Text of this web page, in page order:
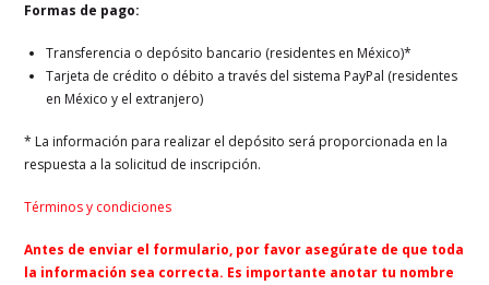
Formas de pago:
Transferencia o depósito bancario (residentes en México)*
Tarjeta de crédito o débito a través del sistema PayPal (residentes
en México y el extranjero)
* La información para realizar el depósito será proporcionada en la
respuesta a la solicitud de inscripción.
Términos y condiciones
Antes de enviar el formulario, por favor asegúrate de que toda
la información sea correcta. Es importante anotar tu nombre